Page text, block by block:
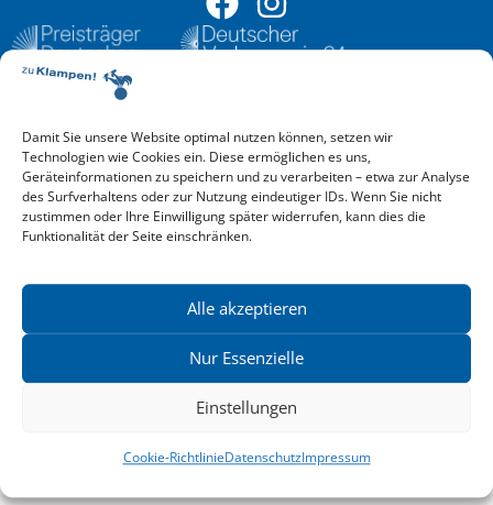
Damit Sie unsere Website optimal nutzen können, setzen wir
Technologien wie Cookies ein. Diese ermöglichen es uns,
Geräteinformationen zu speichern und zu verarbeiten – etwa zur Analyse
des Surfverhaltens oder zur Nutzung eindeutiger IDs. Wenn Sie nicht
zustimmen oder Ihre Einwilligung später widerrufen, kann dies die
Funktionalität der Seite einschränken.
Alle akzeptieren
Nur Essenzielle
Einstellungen
Cookie-RichtlinieDatenschutzImpressum
Aktuelle Vorschau
Entdecken Sie das aktuelle zu-Klampen!-Verlagsprogramm.
Hier finden Sie die Verlagsvorschau – einfach direkt online
reinlesen oder herunterladen.
Download: Vorschau zu Klampen! Herbst 2026
Mehr aktuelle Vorschauen ansehen
News zu aktuellen Neuheiten und Nachrichten im zu Klampen!
Verlag – jederzeit wieder abbestellbar.
Kritische Theorie / Philosophie